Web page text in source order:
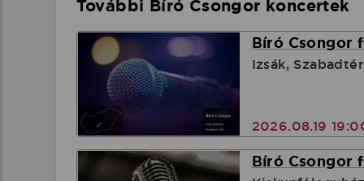
További Bíró Csongor koncertek
Bíró Csongor
Izsák, Szabadtér
2026.08.19
Bíró Csongor